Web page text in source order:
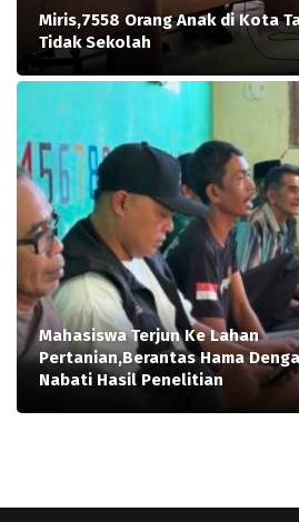
Miris,7558 Orang Anak di Kota
Tidak Sekolah
Mahasiswa Terjun Ke Lahan
Pertanian,Berantas Hama
Nabati Hasil Penelitian